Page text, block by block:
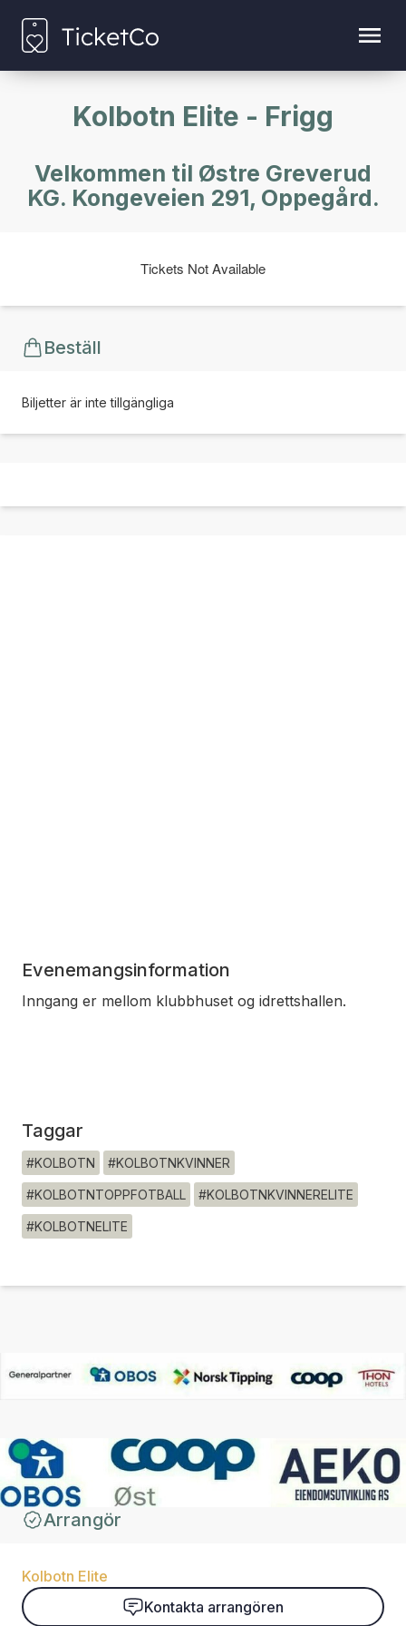
Kolbotn Elite - Frigg
Velkommen til Østre Greverud
KG. Kongeveien 291, Oppegård.
Tickets Not Available
Beställ
Biljetter är inte tillgängliga
Evenemangsinformation
Inngang er mellom klubbhuset og idrettshallen.
Taggar
#KOLBOTN #KOLBOTNKVINNER
#KOLBOTNTOPPFOTBALL #KOLBOTNKVINNERELITE
#KOLBOTNELITE
Arrangör
Kolbotn Elite
Kontakta arrangören